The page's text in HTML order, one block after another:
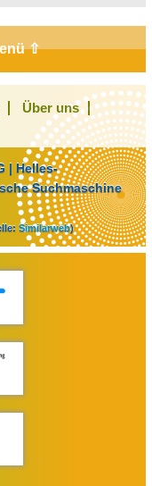
⇧
Über uns
| Helles-
Suchmaschine
Similarweb)